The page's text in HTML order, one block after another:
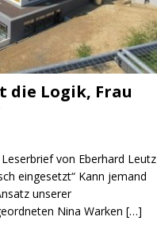
die Logik, Frau
von Eberhard Leutz
eingesetzt“ Kann jemand
unserer
Nina Warken[…]